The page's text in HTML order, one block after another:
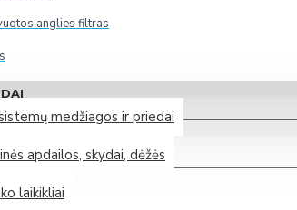
anglies filtras
ComfoAir 70
medžiagos ir priedai
apdailos, skydai, dėžės
laikikliai